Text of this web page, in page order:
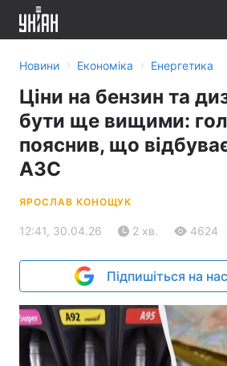
Новини › Економіка › Енергетика
Ціни на бензин та
бути ще вищими:
пояснив, що
АЗС
ЯРОСЛАВ КОНОЩУК
12:41, 30.04.26 2 хв. 4624
Підпишіться на